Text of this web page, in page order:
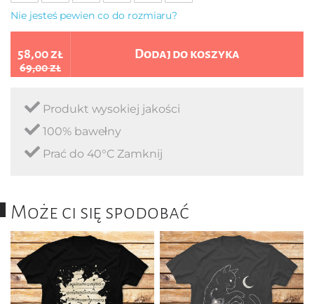
Nie jesteś pewien co do rozmiaru?
58,00 zł
69,00 zł
Dodaj do koszyka
Produkt wysokiej jakości
100% bawełny
Prać do 40°C Zamknij
Może ci się spodobać